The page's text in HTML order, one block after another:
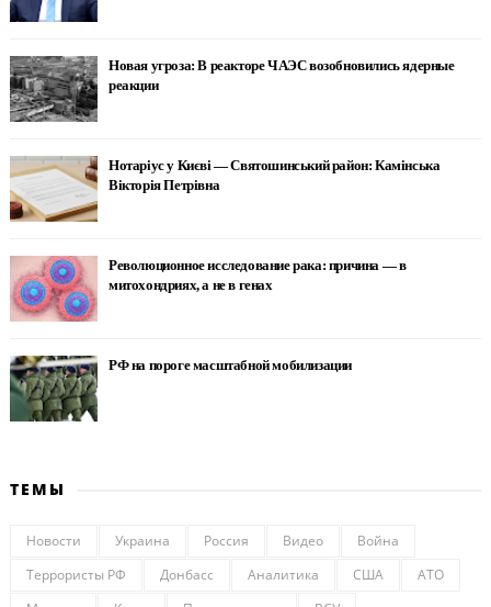
Новая угроза: В реакторе ЧАЭС возобновились ядерные
реакции
Нотаріус у Києві — Святошинський район: Камінська
Вікторія Петрівна
Революционное исследование рака: причина — в
митохондриях, а не в генах
РФ на пороге масштабной мобилизации
ТЕМЫ
Новости Украина Россия Видео
Война
Террористы РФ
Донбасс Аналитика США
АТО